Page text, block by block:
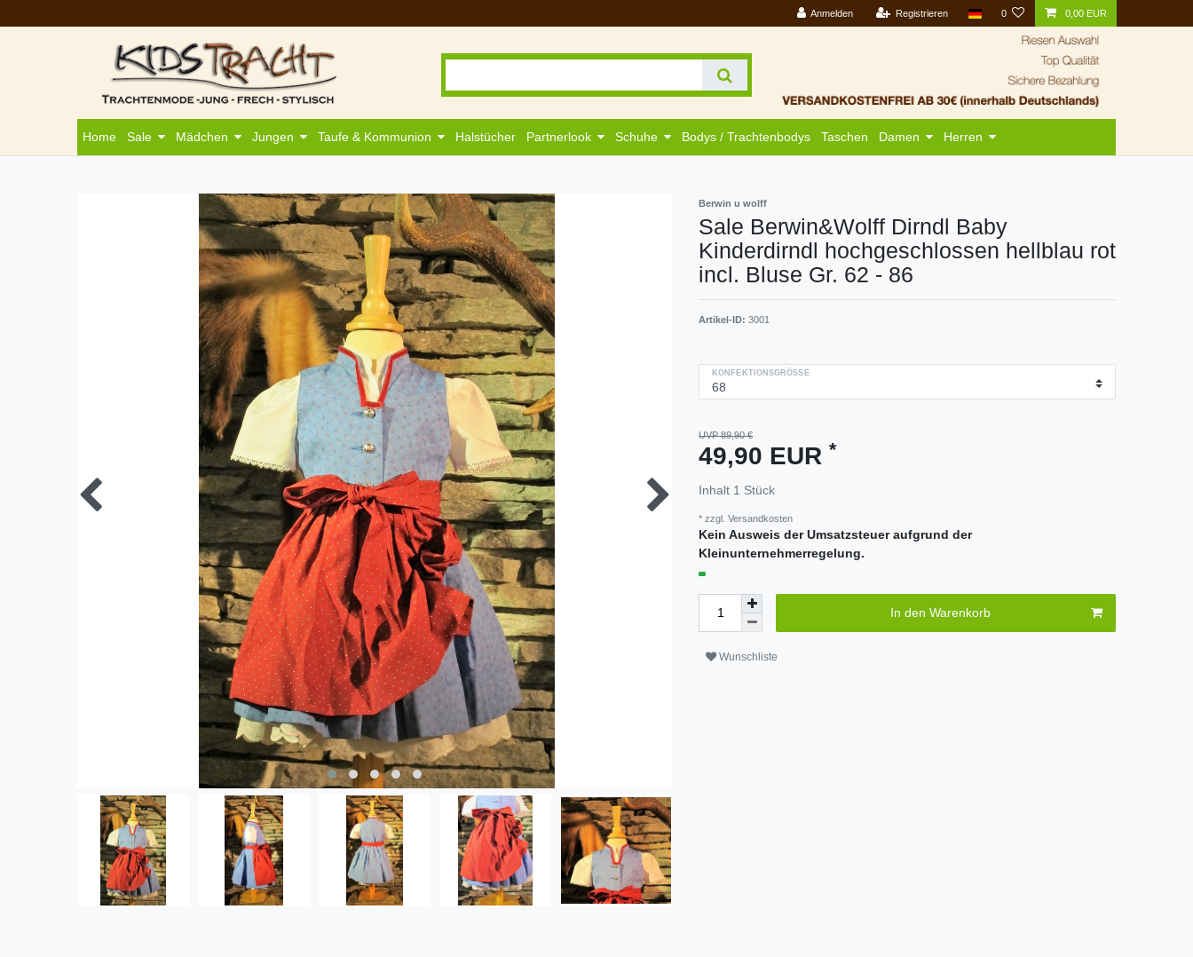
Anmelden Registrieren 0 0,00 EUR
Home Sale Mädchen Jungen Taufe & Kommunion Halstücher Partnerlook Schuhe Bodys / Trachtenbodys Taschen Damen Herren
Berwin u wolff
Sale Berwin&Wolff Dirndl Baby
Kinderdirndl hochgeschlossen hellblau rot
incl. Bluse Gr. 62 - 86
Artikel-ID: 3001
KONFEKTIONSGRÖSSE
UVP 89,90 €
49,90 EUR *
Inhalt 1 Stück
* zzgl. Versandkosten
Kein Ausweis der Umsatzsteuer aufgrund der
Kleinunternehmerregelung.
In den Warenkorb
Wunschliste